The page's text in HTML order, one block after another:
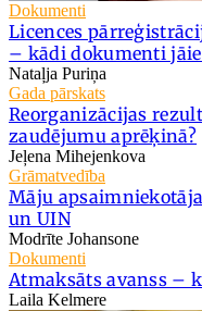
Dokumenti
Licences
– kādi dokumenti
Nataļja Puriņa
Gada pārskats
Reorganizācijas
zaudējumu aprēķinā?
Jeļena Mihejenkova
Grāmatvedība
Māju
un UIN
Modrīte Johansone
Dokumenti
Atmaksāts avanss –
Laila Kelmere